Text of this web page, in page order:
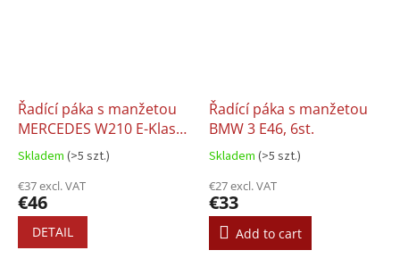
Řadící páka s manžetou
MERCEDES W210 E-Klasse
(95-02) - Classic, Elegance,
Avantgarde
Skladem (>5 szt.)
€37 excl. VAT
€46
DETAIL
Řadící páka s manžetou
BMW 3 E46, 6st.
Skladem (>5 szt.)
€27 excl. VAT
€33
Add to cart